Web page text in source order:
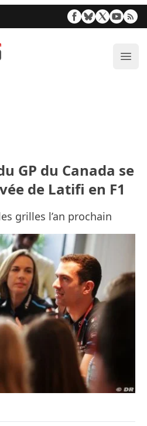
GP du Canada se
de Latifi en F1
grilles l’an prochain